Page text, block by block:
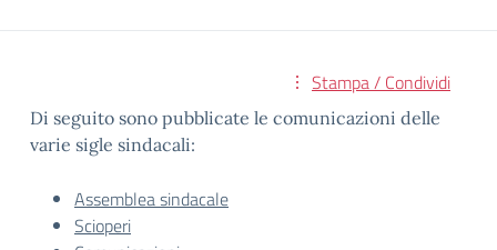
Stampa / Condividi
Di seguito sono pubblicate le comunicazioni delle
varie sigle sindacali:
Assemblea sindacale
Scioperi